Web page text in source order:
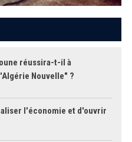
réussira-t-il à
Nouvelle" ?
l'économie et d'ouvrir